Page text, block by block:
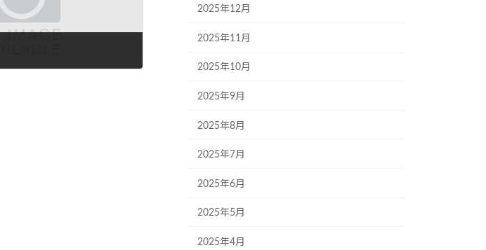
2025年12月
2025年11月
2025年10月
2025年9月
2025年8月
2025年7月
2025年6月
2025年5月
2025年4月